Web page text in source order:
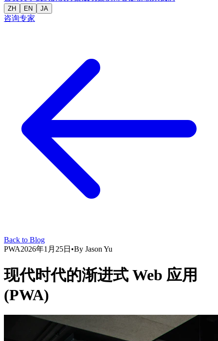
ZH EN JA
咨询专家
Back to Blog
PWA2026年1月25日 •By Jason Yu
现代时代的渐进式 Web 应用
(PWA)